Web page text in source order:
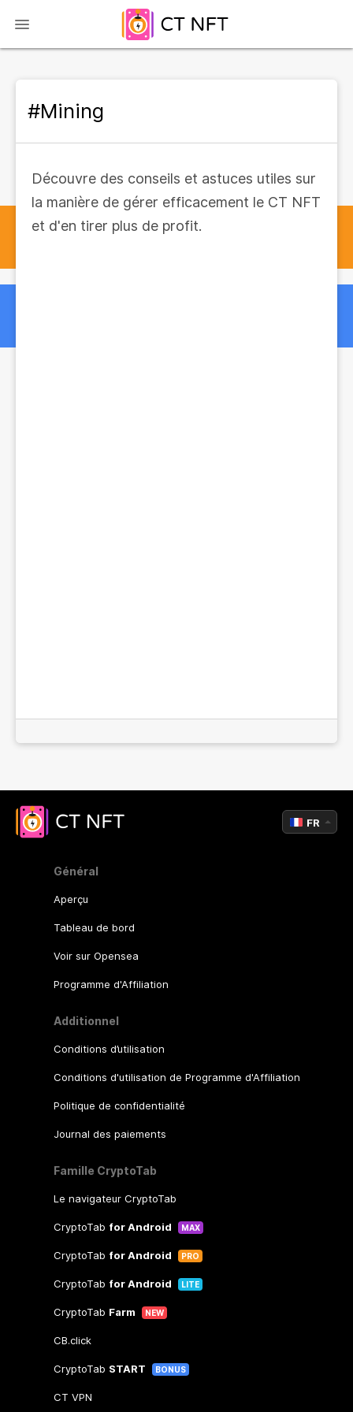
#Mining
Découvre des conseils et astuces utiles sur
la manière de gérer efficacement le CT NFT
et d'en tirer plus de profit.
Général
Aperçu
Tableau de bord
Voir sur Opensea
Programme d'Affiliation
Additionnel
Conditions d’utilisation
Conditions d'utilisation de Programme d'Affiliation
Politique de confidentialité
Journal des paiements
Famille CryptoTab
Le navigateur CryptoTab
CryptoTab for Android MAX
CryptoTab for Android PRO
CryptoTab for Android LITE
CryptoTab Farm NEW
CB.click
CryptoTab START BONUS
CT VPN
FR